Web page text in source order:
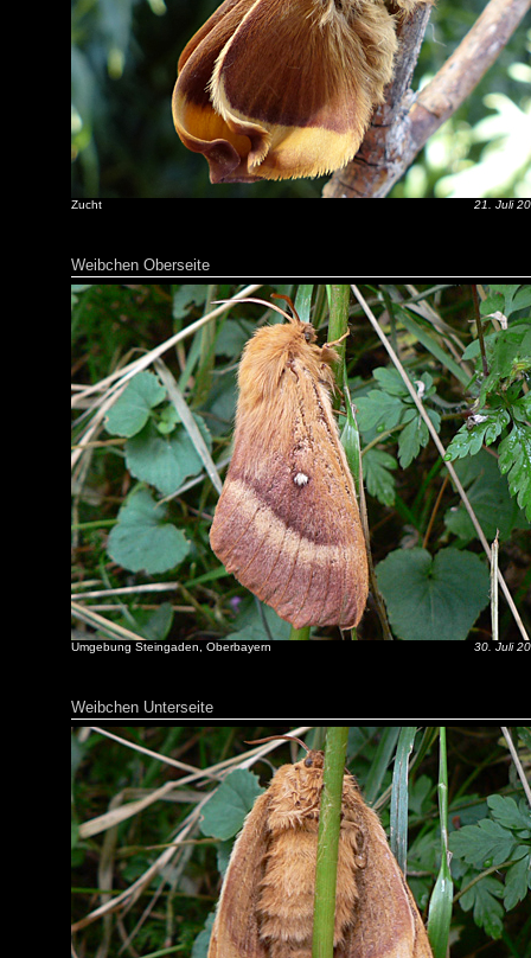
Zucht 21. Juli
Weibchen Oberseite
Umgebung Steingaden, Oberbayern 30. Juli
Weibchen Unterseite